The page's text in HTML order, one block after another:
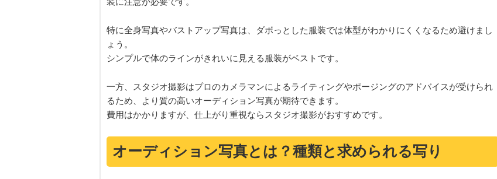
装に注意が必要です。
特に全身写真やバストアップ写真は、ダボっとした服装では体型がわかりにくくなるため避けまし
ょう。
シンプルで体のラインがきれいに見える服装がベストです。
一方、スタジオ撮影はプロのカメラマンによるライティングやポージングのアドバイスが受けられ
るため、より質の高いオーディション写真が期待できます。
費用はかかりますが、仕上がり重視ならスタジオ撮影がおすすめです。
オーディション写真とは？種類と求められる写り